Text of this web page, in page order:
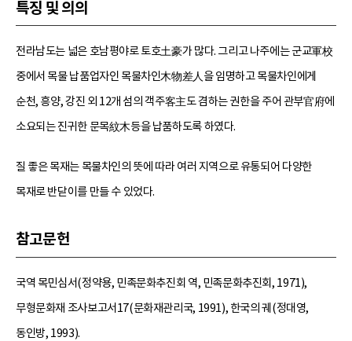
특징 및 의의
전라남도는 넓은 호남평야로 토호土豪가 많다. 그리고 나주에는 군교軍校
중에서 목물 납품업자인 목물차인木物差人을 임명하고 목물차인에게
순천, 흥양, 강진 외 12개 섬의 객주客主도 겸하는 권한을 주어 관부官府에
소요되는 진귀한 문목紋木등을 납품하도록 하였다.
질 좋은 목재는 목물차인의 뜻에 따라 여러 지역으로 유통되어 다양한
목재로 반닫이를 만들 수 있었다.
참고문헌
국역 목민심서(정약용, 민족문화추진회 역, 민족문화추진회, 1971),
무형문화재 조사보고서17(문화재관리국, 1991), 한국의 궤(정대영,
동인방, 1993).